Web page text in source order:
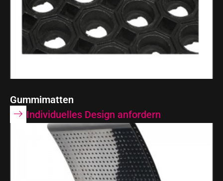
Gummimatten
Individuelles Design anfordern